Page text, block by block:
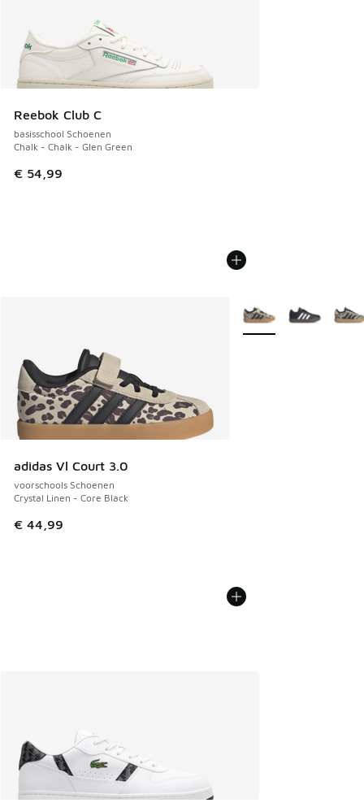
Reebok Club C
basisschool Schoenen
Chalk - Chalk - Glen Green
€ 54,99
adidas Vl Court 3.0
voorschools Schoenen
Crystal Linen - Core Black
€ 44,99
Meer kleuren